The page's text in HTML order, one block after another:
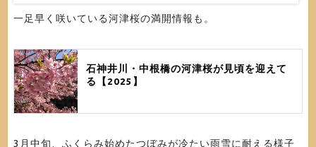
一足早く咲いている河津桜の満開情報も。
石神井川・中根橋の河津桜が見頃を迎えて
る【2025】
3月中旬、ふくらみ始めたつぼみが冷たい雨雪に耐える様子